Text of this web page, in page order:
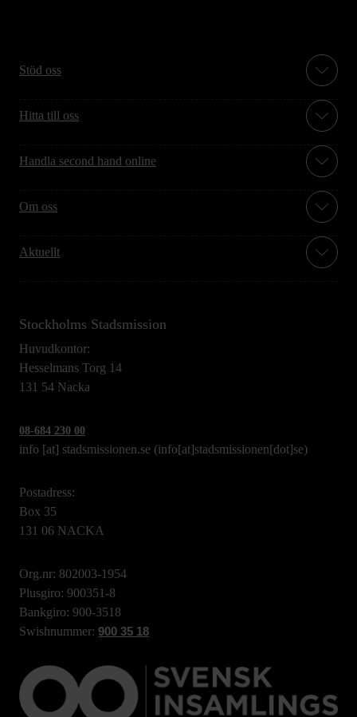
Stöd oss
Hitta till oss
Handla second hand online
Om oss
Aktuellt
Stockholms Stadsmission
Huvudkontor:
Hesselmans Torg 14
131 54 Nacka
08-684 230 00
info [at] stadsmissionen.se (info[at]stadsmissionen[dot]se)
Postadress:
Box 35
131 06 NACKA
Org.nr: 802003-1954
Plusgiro: 900351-8
Bankgiro: 900-3518
Swishnummer: 900 35 18